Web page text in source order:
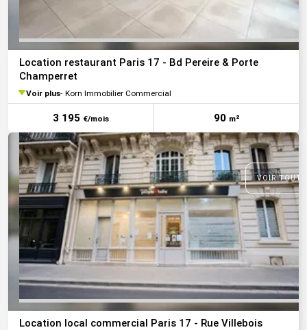
Location restaurant Paris 17 - Bd Pereire & Porte
Champerret
Voir plus Korn Immobilier Commercial
3 195 €/mois 90 m²
VOIR
Location local commercial Paris 17 - Rue Villebois